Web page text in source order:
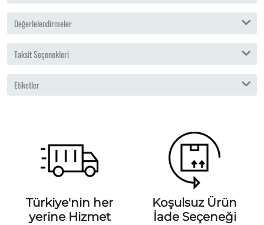
Değerlelendirmeler
Taksit Seçenekleri
Etiketler
Türkiye'nin her
yerine Hizmet
Koşulsuz Ürün
İade Seçeneği